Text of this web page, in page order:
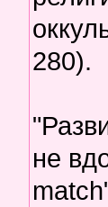
280).
не